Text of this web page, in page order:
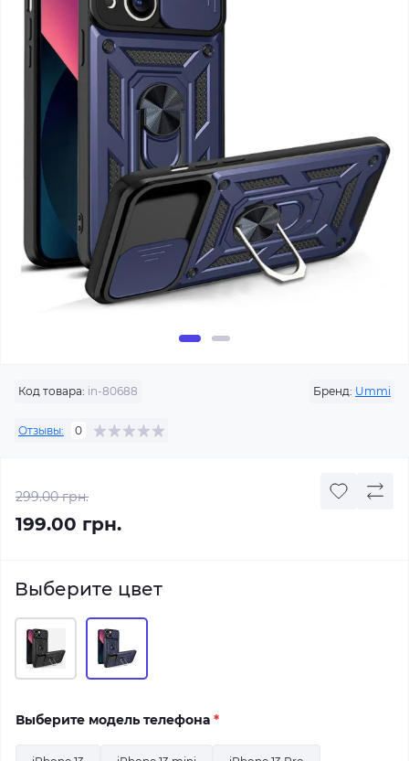
Код товара: in-80688 Бренд: Ummi
Отзывы: 0
299.00 грн.
199.00 грн.
Выберите цвет
Выберите модель телефона *